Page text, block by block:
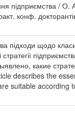
підприємства /
конф.
щодо
какие
describes the
suitable